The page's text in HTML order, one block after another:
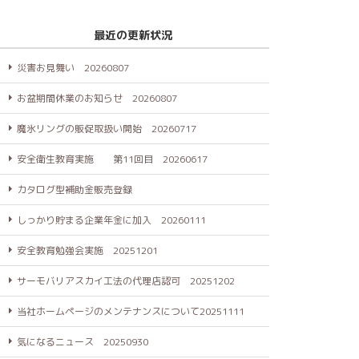
最近の更新状況
災害お見舞い 20260807
お盆期間休業のお知らせ 20260807
魔氷リングの販促取扱い開始 20260717
安全衛生教育実施 第11回目 20260617
カタログ型補助金販売登録
しっかり貯まる企業年金に加入 20260111
安全教育勉強会実施 20251201
サーモバリアスカイ工法の代理店認可 20251202
当社ホームページのメンテナンスについて20251111
気になるニュース 20250930